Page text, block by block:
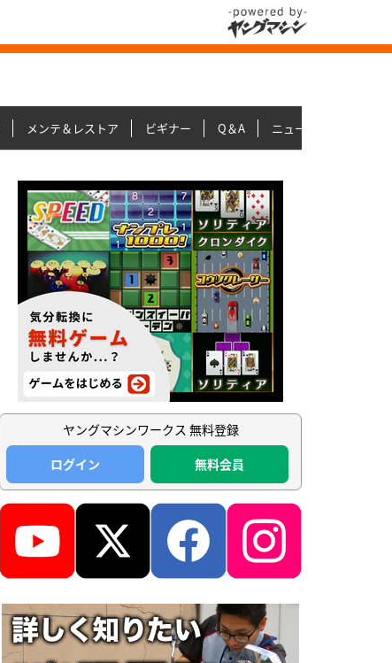
メンテ＆レストア ビギナー Q＆A ニュース＆トピックス
ヤングマシンワークス 無料登録
ログイン
無料会員